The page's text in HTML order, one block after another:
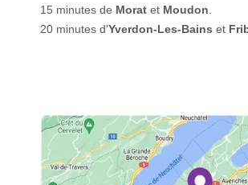
15 minutes de Morat et Moudon
20 minutes d'Yverdon-Les-Bains et